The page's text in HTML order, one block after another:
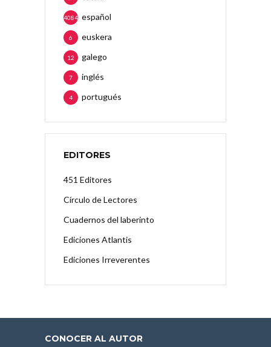
español
4084
euskera
6
galego
12
inglés
7
portugués
4
EDITORES
451 Editores
Círculo de Lectores
Cuadernos del laberinto
Ediciones Atlantis
Ediciones Irreverentes
CONOCER AL AUTOR